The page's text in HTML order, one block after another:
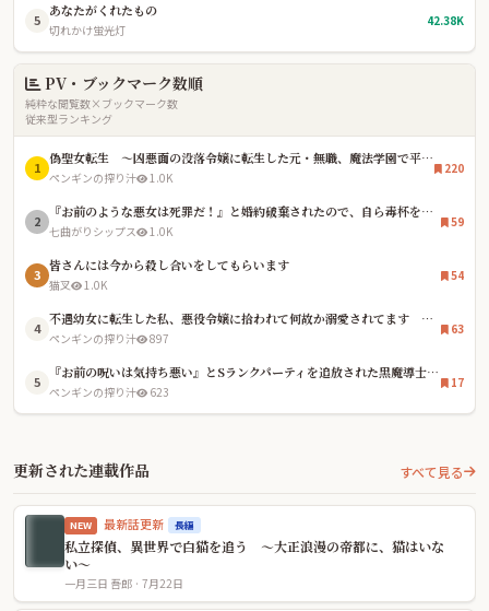
5
あなたがくれたもの
切れかけ蛍光灯
42.38K
PV・ブックマーク数順
純粋な閲覧数×ブックマーク数
従来型ランキング
1
偽聖女転生 〜凶悪面の没落令嬢に転生した元・無職、魔法学園で平穏を望むも、「真の聖女」として崇拝されている件〜
ペンギンの搾り汁 1.0K
220
2
『お前のような悪女は死罪だ！』と婚約破棄されたので、自ら毒杯を仰ぎました。〜三年後、辺境で薬師としてスローライフを満喫していたら、なぜか国中が私の死を悼み、元婚約者の王太子が廃人寸前になっています〜
七曲がりシップス 1.0K
59
3
皆さんには今から殺し合いをしてもらいます
猫叉 1.0K
54
4
不遇幼女に転生した私、悪役令嬢に拾われて何故か溺愛されてます 〜貴族生活楽しい！〜
ペンギンの搾り汁 897
63
5
『お前の呪いは気持ち悪い』とSランクパーティを追放された黒魔導士。森で拾った少女に魔法を教えたら、うっかり魔王を超えるバケモノに育ちました～今さら戻れと泣きつかれても、過保護な弟子が絶対に許しません～
ペンギンの搾り汁 623
17
更新された連載作品 すべて見る
NEW 最新話更新 長編
私立探偵、異世界で白猫を追う 〜大正浪漫の帝都に、猫はいな
い〜
一月三日 吾郎 · 7月22日